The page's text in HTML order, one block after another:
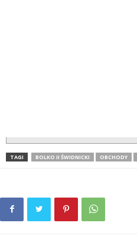
TAGI BOLKO II ŚWIDNICKI OBCHODY